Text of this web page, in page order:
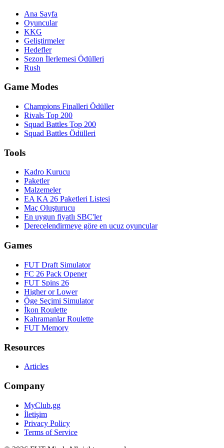
Ana Sayfa
Oyuncular
KKG
Geliştirmeler
Hedefler
Sezon İlerlemesi Ödülleri
Rush
Game Modes
Champions Finalleri Ödüller
Rivals Top 200
Squad Battles Top 200
Squad Battles Ödülleri
Tools
Kadro Kurucu
Paketler
Malzemeler
EA KA 26 Paketleri Listesi
Maç Oluşturucu
En uygun fiyatlı SBC'ler
Derecelendirmeye göre en ucuz oyuncular
Games
FUT Draft Simulator
FC 26 Pack Opener
FUT Spins 26
Higher or Lower
Öge Seçimi Simulator
İkon Roulette
Kahramanlar Roulette
FUT Memory
Resources
Articles
Company
MyClub.gg
İletişim
Privacy Policy
Terms of Service